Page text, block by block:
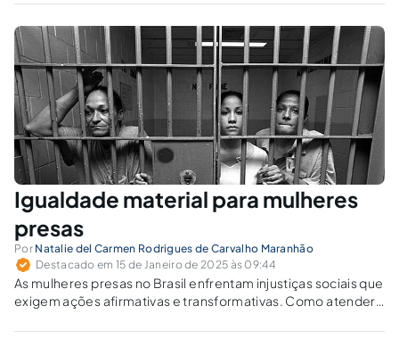
Igualdade material para mulheres
presas
Por Natalie del Carmen Rodrigues de Carvalho Maranhão
Destacado em 15 de Janeiro de 2025 às 09:44
As mulheres presas no Brasil enfrentam injustiças sociais que
exigem ações afirmativas e transformativas. Como atender